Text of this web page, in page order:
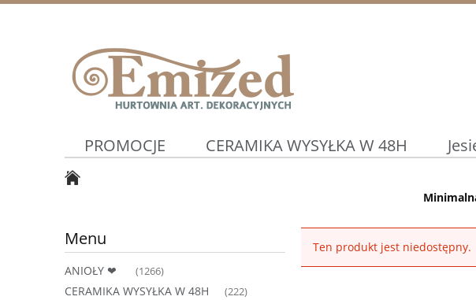
PROMOCJE CERAMIKA WYSYŁKA W 48H
Podtalerze /
WIELKANOC
Menu
ANIOŁY ❤ (1266)
CERAMIKA WYSYŁKA W 48H (222)
Ten produkt jest niedostępny.